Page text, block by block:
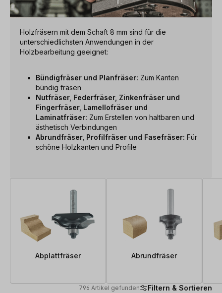
Holzfräsern mit dem Schaft 8 mm sind für die
unterschiedlichsten Anwendungen in der
Holzbearbeitung geeignet:
Bündigfräser und Planfräser: Zum Kanten
bündig fräsen
Nutfräser, Federfräser, Zinkenfräser und
Fingerfräser, Lamellofräser und
Laminatfräser: Zum Erstellen von haltbaren und
ästhetisch Verbindungen
Abrundfräser, Profilfräser und Fasefräser: Für
schöne Holzkanten und Profile
Abplattfräser Abrundfräser
796 Artikel gefunden Filtern & Sortieren